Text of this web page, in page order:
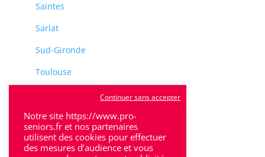
Saintes
Sarlat
Sud-Gironde
Toulouse
Villeneuve-Sur-Lot
Notre site https://www.pro-
seniors.fr et nos partenaires
utilisent des cookies pour effectuer
des mesures d’audience et vous
Continuer sans accepter